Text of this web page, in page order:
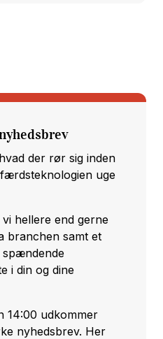
der rør sig inden
uge
hellere end gerne
branchen samt et
i din og dine
14:00 udkommer
nyhedsbrev. Her